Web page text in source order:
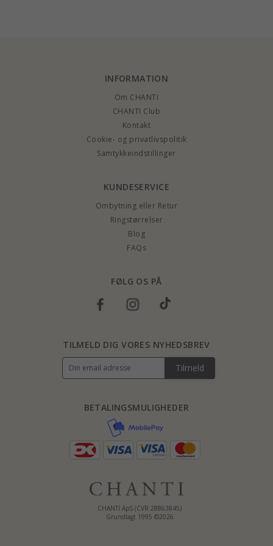
INFORMATION
Om CHANTI
CHANTI Club
Kontakt
Cookie- og privatlivspolitik
Samtykkeindstillinger
KUNDESERVICE
Ombytning eller Retur
Ringstørrelser
Blog
FAQs
FØLG OS PÅ
CHANTI ApS (CVR 28863845)
Grundlagt 1995 ©2026
BETALINGSMULIGHEDER
TILMELD DIG VORES NYHEDSBREV
Tilmeld